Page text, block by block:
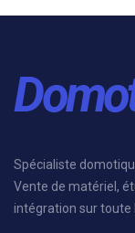
Spécialiste
Vente de matériel,
intégration sur toute